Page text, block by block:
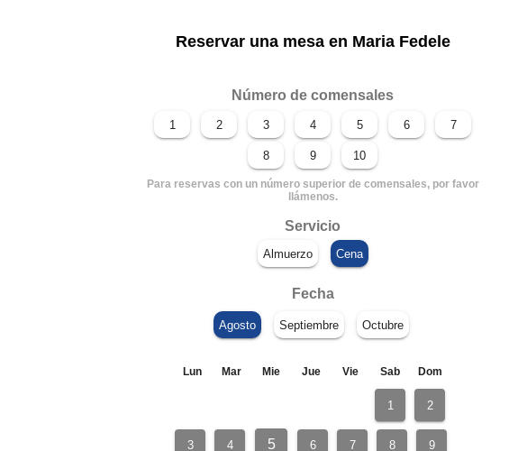
Reservar una mesa en Maria Fedele
Número de comensales
Para reservas con un número superior de comensales, por favor
llámenos.
Servicio
Fecha